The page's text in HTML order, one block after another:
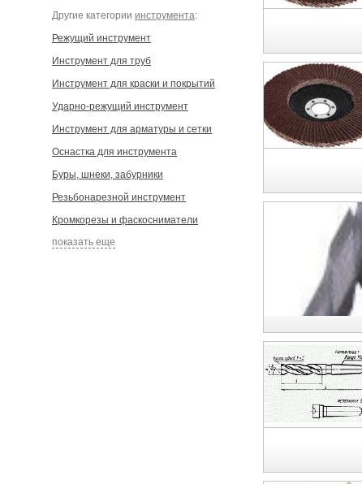
Другие категории инструмента:
Режущий инструмент
Инструмент для труб
Инструмент для краски и покрытий
Ударно-режущий инструмент
Инструмент для арматуры и сетки
Оснастка для инструмента
Буры, шнеки, забурники
Резьбонарезной инструмент
Кромкорезы и фаскосниматели
показать еще